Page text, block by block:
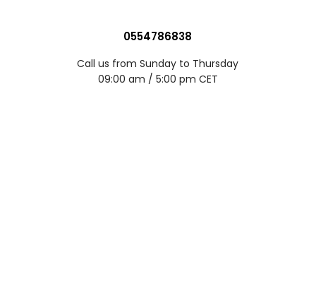
0554786838
Call us from Sunday to Thursday
09:00 am / 5:00 pm CET